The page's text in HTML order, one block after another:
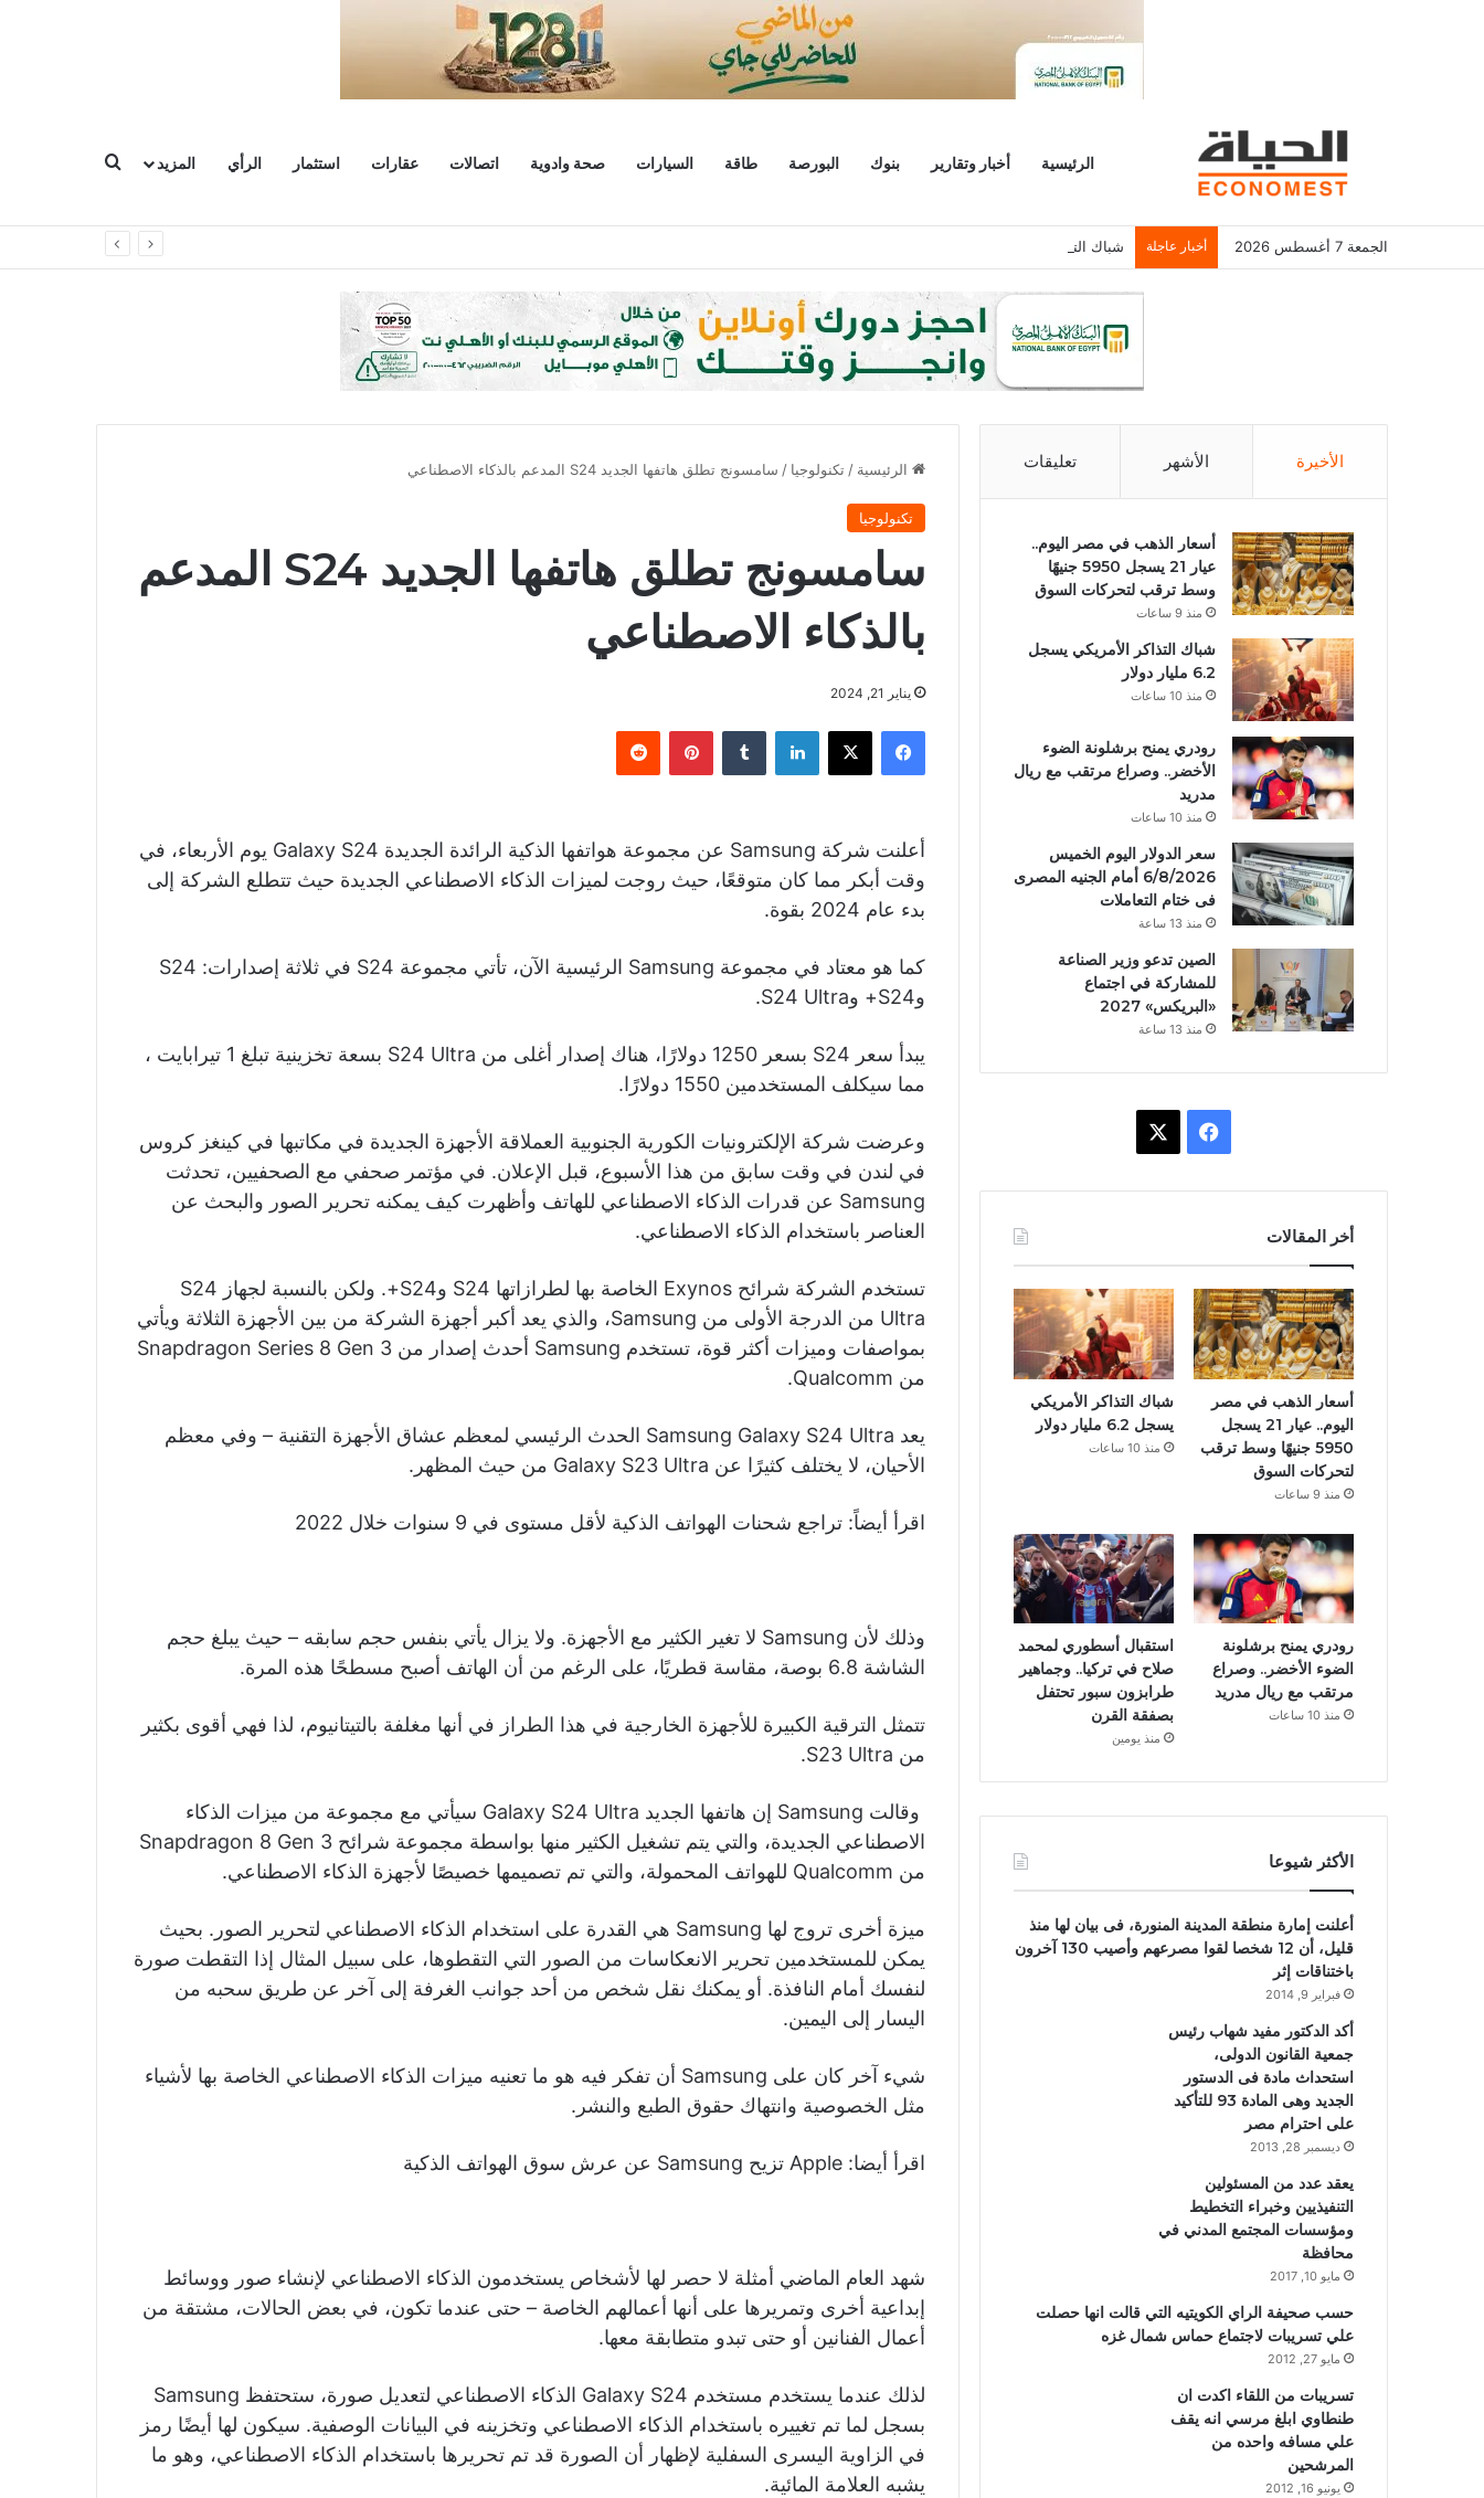
الرئيسية أخبار وتقارير بنوك البورصة طاقة السيارات صحة وادوية اتصالات عقارات استثمار الرأي المزيد
الجمعة 7 أغسطس 2026 أخبار عاجلة شباك التذاكر الأمريكي يسجل 6.2 مليار دولار
الرئيسية / تكنولوجيا / سامسونج تطلق هاتفها الجديد S24 المدعم بالذكاء الاصطناعي
تكنولوجيا
سامسونج تطلق هاتفها الجديد S24 المدعم
بالذكاء الاصطناعي
يناير 21, 2024
فيسبوك لينكدإن بينتيريست
أعلنت شركة Samsung عن مجموعة هواتفها الذكية الرائدة الجديدة Galaxy S24 يوم الأربعاء، في
وقت أبكر مما كان متوقعًا، حيث روجت لميزات الذكاء الاصطناعي الجديدة حيث تتطلع الشركة إلى
بدء عام 2024 بقوة.
كما هو معتاد في مجموعة Samsung الرئيسية الآن، تأتي مجموعة S24 في ثلاثة إصدارات: S24
وS24+ وS24 Ultra.
يبدأ سعر S24 بسعر 1250 دولارًا، هناك إصدار أغلى من S24 Ultra بسعة تخزينية تبلغ 1 تيرابايت ،
مما سيكلف المستخدمين 1550 دولارًا.
وعرضت شركة الإلكترونيات الكورية الجنوبية العملاقة الأجهزة الجديدة في مكاتبها في كينغز كروس
في لندن في وقت سابق من هذا الأسبوع، قبل الإعلان. في مؤتمر صحفي مع الصحفيين، تحدثت
Samsung عن قدرات الذكاء الاصطناعي للهاتف وأظهرت كيف يمكنه تحرير الصور والبحث عن
العناصر باستخدام الذكاء الاصطناعي.
تستخدم الشركة شرائح Exynos الخاصة بها لطرازاتها S24 وS24+. ولكن بالنسبة لجهاز S24
Ultra من الدرجة الأولى من Samsung، والذي يعد أكبر أجهزة الشركة من بين الأجهزة الثلاثة ويأتي
بمواصفات وميزات أكثر قوة، تستخدم Samsung أحدث إصدار من Snapdragon Series 8 Gen 3
من Qualcomm.
يعد Samsung Galaxy S24 Ultra الحدث الرئيسي لمعظم عشاق الأجهزة التقنية – وفي معظم
الأحيان، لا يختلف كثيرًا عن Galaxy S23 Ultra من حيث المظهر.
اقرأ أيضاً: تراجع شحنات الهواتف الذكية لأقل مستوى في 9 سنوات خلال 2022
وذلك لأن Samsung لا تغير الكثير مع الأجهزة. ولا يزال يأتي بنفس حجم سابقه – حيث يبلغ حجم
الشاشة 6.8 بوصة، مقاسة قطريًا، على الرغم من أن الهاتف أصبح مسطحًا هذه المرة.
تتمثل الترقية الكبيرة للأجهزة الخارجية في هذا الطراز في أنها مغلفة بالتيتانيوم، لذا فهي أقوى بكثير
من S23 Ultra.
وقالت Samsung إن هاتفها الجديد Galaxy S24 Ultra سيأتي مع مجموعة من ميزات الذكاء
الاصطناعي الجديدة، والتي يتم تشغيل الكثير منها بواسطة مجموعة شرائح Snapdragon 8 Gen 3
من Qualcomm للهواتف المحمولة، والتي تم تصميمها خصيصًا لأجهزة الذكاء الاصطناعي.
ميزة أخرى تروج لها Samsung هي القدرة على استخدام الذكاء الاصطناعي لتحرير الصور. بحيث
يمكن للمستخدمين تحرير الانعكاسات من الصور التي التقطوها، على سبيل المثال إذا التقطت صورة
لنفسك أمام النافذة. أو يمكنك نقل شخص من أحد جوانب الغرفة إلى آخر عن طريق سحبه من
اليسار إلى اليمين.
شيء آخر كان على Samsung أن تفكر فيه هو ما تعنيه ميزات الذكاء الاصطناعي الخاصة بها لأشياء
مثل الخصوصية وانتهاك حقوق الطبع والنشر.
اقرأ أيضا: Apple تزيح Samsung عن عرش سوق الهواتف الذكية
شهد العام الماضي أمثلة لا حصر لها لأشخاص يستخدمون الذكاء الاصطناعي لإنشاء صور ووسائط
إبداعية أخرى وتمريرها على أنها أعمالهم الخاصة – حتى عندما تكون، في بعض الحالات، مشتقة من
أعمال الفنانين أو حتى تبدو متطابقة معها.
لذلك عندما يستخدم مستخدم Galaxy S24 الذكاء الاصطناعي لتعديل صورة، ستحتفظ Samsung
بسجل لما تم تغييره باستخدام الذكاء الاصطناعي وتخزينه في البيانات الوصفية. سيكون لها أيضًا رمز
في الزاوية اليسرى السفلية لإظهار أن الصورة قد تم تحريرها باستخدام الذكاء الاصطناعي، وهو ما
يشبه العلامة المائية.
الأخيرة الأشهر تعليقات
أسعار الذهب في مصر اليوم..
عيار 21 يسجل 5950 جنيهًا
وسط ترقب لتحركات السوق
منذ 9 ساعات
شباك التذاكر الأمريكي يسجل
6.2 مليار دولار
منذ 10 ساعات
رودري يمنح برشلونة الضوء
الأخضر.. وصراع مرتقب مع ريال
مدريد
منذ 10 ساعات
سعر الدولار اليوم الخميس
6/8/2026 أمام الجنيه المصرى
فى ختام التعاملات
منذ 13 ساعة
الصين تدعو وزير الصناعة
للمشاركة في اجتماع
«البريكس» 2027
منذ 13 ساعة
ب
و
ك
أخر المقالات
أسعار الذهب في مصر
اليوم.. عيار 21 يسجل
5950 جنيهًا وسط ترقب
لتحركات السوق
منذ 9 ساعات
شباك التذاكر الأمريكي
يسجل 6.2 مليار دولار
منذ 10 ساعات
رودري يمنح برشلونة
الضوء الأخضر.. وصراع
مرتقب مع ريال مدريد
منذ 10 ساعات
استقبال أسطوري لمحمد
صلاح في تركيا.. وجماهير
طرابزون سبور تحتفل
بصفقة القرن
منذ يومين
الأكثر شيوعا
أعلنت إمارة منطقة المدينة المنورة، فى بيان لها منذ
قليل، أن 12 شخصا لقوا مصرعهم وأصيب 130 آخرون
باختناقات إثر
فبراير 9, 2014
أكد الدكتور مفيد شهاب رئيس
جمعية القانون الدولى،
استحداث مادة فى الدستور
الجديد وهى المادة 93 للتأكيد
على احترام مصر
ديسمبر 28, 2013
يعقد عدد من المسئولين
التنفيذيين وخبراء التخطيط
ومؤسسات المجتمع المدني في
محافظة
مايو 10, 2017
حسب صحيفة الراي الكويتيه التي قالت انها حصلت
علي تسريبات لاجتماع حماس شمال غزه
مايو 27, 2012
تسريبات من اللقاء اكدت ان
طنطاوي ابلغ مرسي انه يقف
علي مسافه واحده من
المرشحين
يونيو 16, 2012